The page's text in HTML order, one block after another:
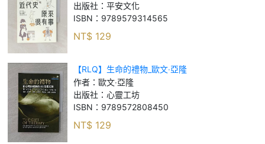
出版社： 平安文化
ISBN： 9789579314565
NT$ 129
【RLQ】生命的禮物_歐文‧亞隆
作者： 歐文‧亞隆
出版社： 心靈工坊
ISBN： 9789572808450
NT$ 129